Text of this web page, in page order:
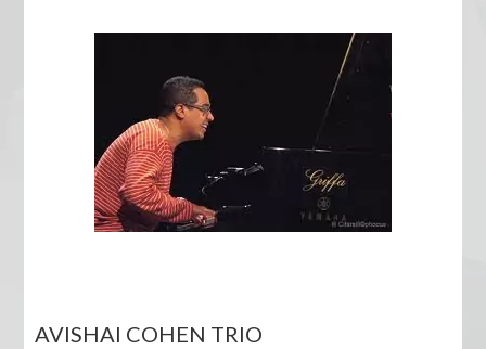
AVISHAI COHEN TRIO